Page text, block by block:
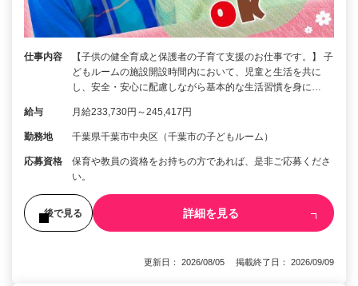
仕事内容
【子供の健全育成と保護者の子育て支援のお仕事です。】 子
どもルームの施設開設時間内において、児童と生活を共に
し、安全・安心に配慮しながら基本的な生活習慣を身に…
給与 月給233,730円～245,417円
勤務地 千葉県千葉市中央区（千葉市の子どもルーム）
応募資格
保育や教員の資格をお持ちの方であれば、是非ご応募くださ
い。
後で見る 詳細を見る
更新日： 2026/08/05 掲載終了日： 2026/09/09